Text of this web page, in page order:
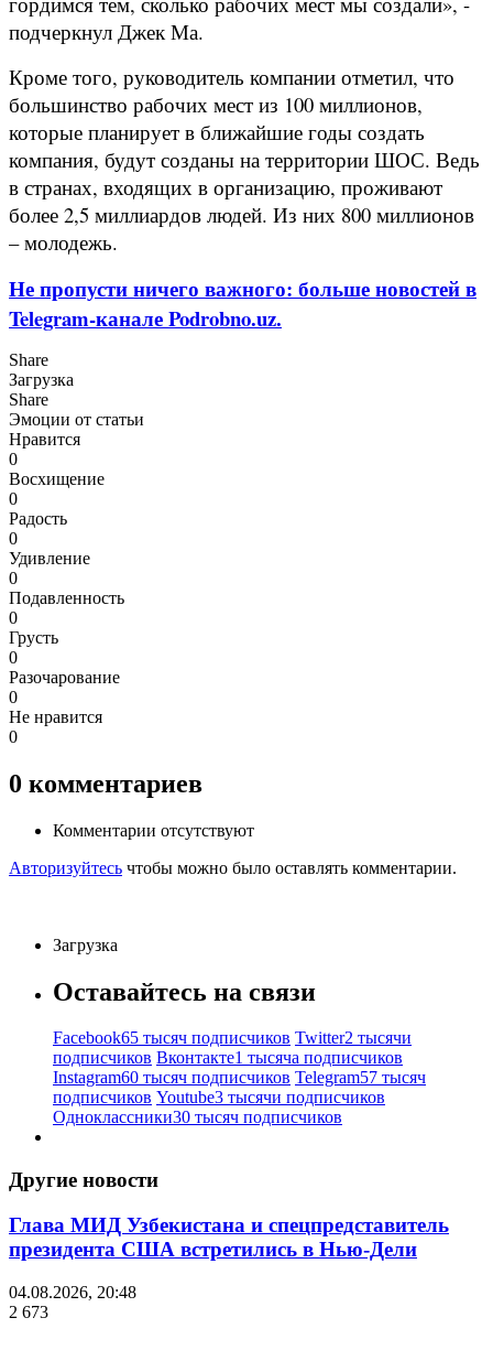
подчеркнул Джек Ма.
Кроме того, руководитель компании отметил, что
большинство рабочих мест из 100 миллионов,
которые планирует в ближайшие годы создать
компания, будут созданы на территории ШОС. Ведь
в странах, входящих в организацию, проживают
более 2,5 миллиардов людей. Из них 800 миллионов
– молодежь.
Не пропусти ничего важного: больше новостей в
Telegram-канале Podrobno.uz.
Share
Загрузка
Share
Эмоции от статьи
Нравится
0
Восхищение
0
Радость
0
Удивление
0
Подавленность
0
Грусть
0
Разочарование
0
Не нравится
0
0 комментариев
Комментарии отсутствуют
Авторизуйтесь чтобы можно было оставлять комментарии.
Загрузка
Оставайтесь на связи
Facebook65 тысяч подписчиков Twitter2 тысячи
подписчиков Вконтакте1 тысяча подписчиков
Instagram60 тысяч подписчиков Telegram57 тысяч
подписчиков Youtube3 тысячи подписчиков
Одноклассники30 тысяч подписчиков
Другие новости
Глава МИД Узбекистана и спецпредставитель
президента США встретились в Нью-Дели
04.08.2026, 20:48
2 673